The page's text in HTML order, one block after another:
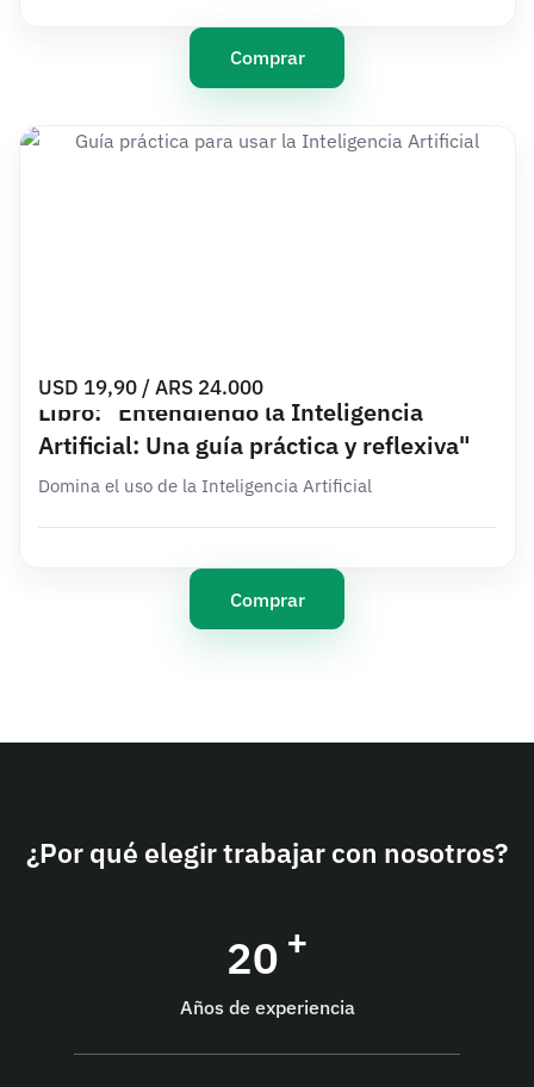
Comprar
USD 19,90 / ARS 24.000
Libro: "Entendiendo la Inteligencia
Artificial: Una guía práctica y reflexiva"
Domina el uso de la Inteligencia Artificial
Comprar
¿Por qué elegir trabajar con nosotros?
20 +
Años de experiencia